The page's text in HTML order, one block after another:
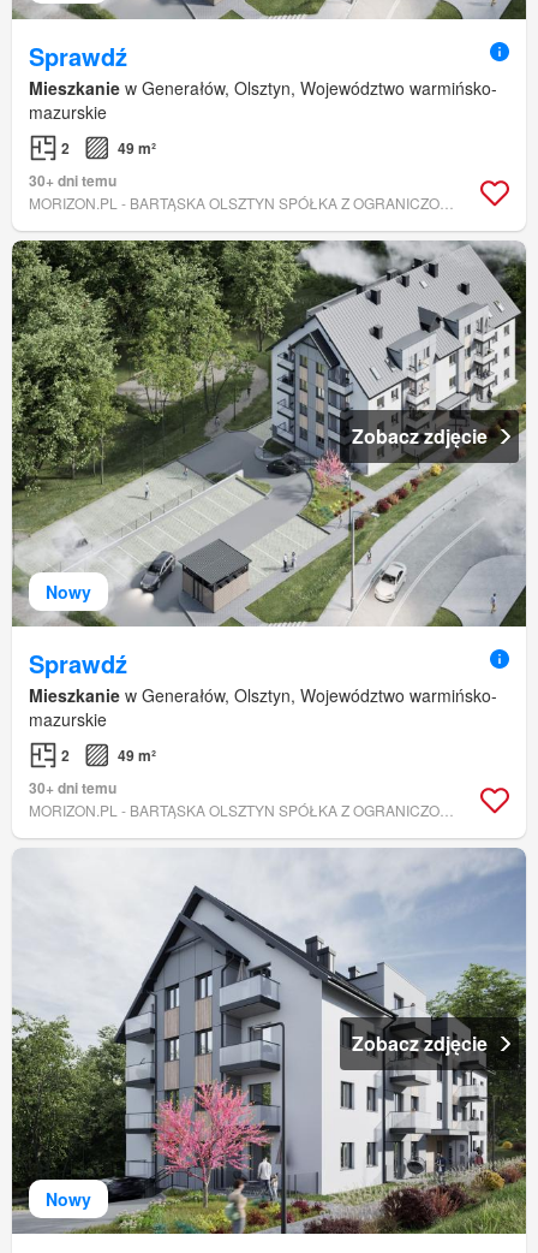
Sprawdź
Mieszkanie w Generałów, Olsztyn, Województwo warmińsko-
mazurskie
2
49 m²
30+ dni temu
Nowy
Zobacz zdjęcie
Sprawdź
Mieszkanie w Generałów, Olsztyn, Województwo warmińsko-
mazurskie
2
49 m²
30+ dni temu
Nowy
Zobacz zdjęcie